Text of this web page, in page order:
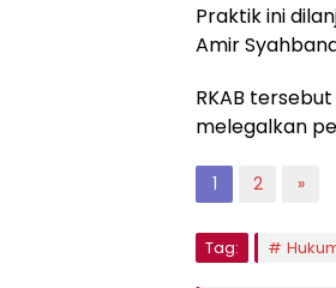
Praktik ini
Amir
RKAB
melegalkan
1 2 »
Tag: